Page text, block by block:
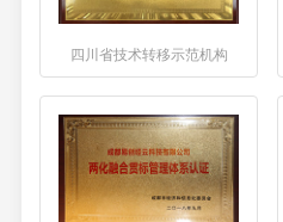
四川省技术转移示范机构